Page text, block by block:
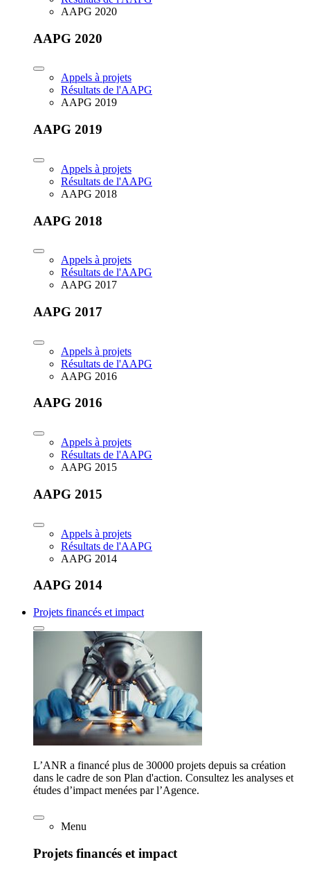
AAPG 2020
AAPG 2020
Appels à projets
Résultats de l'AAPG
AAPG 2019
AAPG 2019
Appels à projets
Résultats de l'AAPG
AAPG 2018
AAPG 2018
Appels à projets
Résultats de l'AAPG
AAPG 2017
AAPG 2017
Appels à projets
Résultats de l'AAPG
AAPG 2016
AAPG 2016
Appels à projets
Résultats de l'AAPG
AAPG 2015
AAPG 2015
Appels à projets
Résultats de l'AAPG
AAPG 2014
AAPG 2014
Projets financés et impact
L’ANR a financé plus de 30000 projets depuis sa création
dans le cadre de son Plan d'action. Consultez les analyses et
études d’impact menées par l’Agence.
Menu
Projets financés et impact